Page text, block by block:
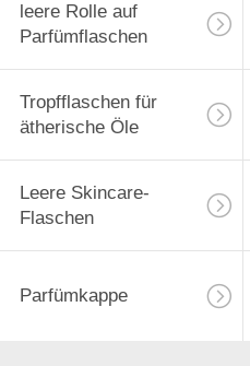
leere Rolle auf
Parfümflaschen
Tropfflaschen für
ätherische Öle
Leere Skincare-
Flaschen
Parfümkappe